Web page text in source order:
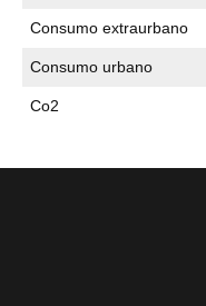
Consumo extraurbano
Consumo urbano
Co2